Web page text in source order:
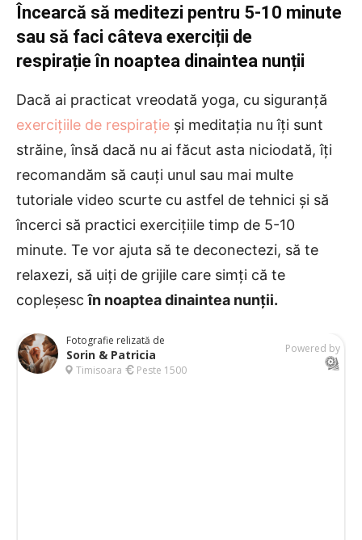
Încearcă să meditezi pentru 5-10 minute
sau să faci câteva exerciții de
respirație în noaptea dinaintea nunții
Dacă ai practicat vreodată yoga, cu siguranță
exercițiile de respirație și meditația nu îți sunt
străine, însă dacă nu ai făcut asta niciodată, îți
recomandăm să cauți unul sau mai multe
tutoriale video scurte cu astfel de tehnici și să
încerci să practici exercițiile timp de 5-10
minute. Te vor ajuta să te deconectezi, să te
relaxezi, să uiți de grijile care simți că te
copleșescîn noaptea dinaintea nunții.